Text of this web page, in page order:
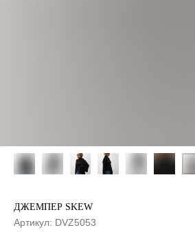
ДЖЕМПЕР SKEW
Артикул: DVZ5053